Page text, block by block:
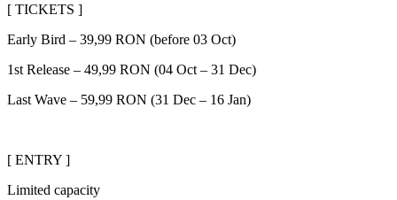
[ TICKETS ]
Early Bird – 39,99 RON (before 03 Oct)
1st Release – 49,99 RON (04 Oct – 31 Dec)
Last Wave – 59,99 RON (31 Dec – 16 Jan)
[ ENTRY ]
Limited capacity